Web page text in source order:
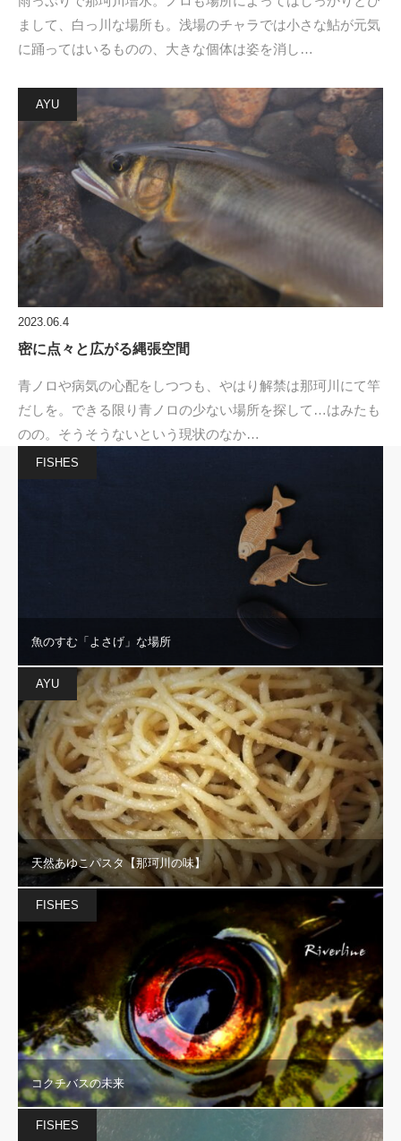
まして、白っ川な場所も。浅場のチャラでは小さな鮎が元気
に踊ってはいるものの、大きな個体は姿を消し…
AYU
2023.06.4
密に点々と広がる縄張空間
青ノロや病気の心配をしつつも、やはり解禁は那珂川にて竿
だしを。できる限り青ノロの少ない場所を探して…はみたも
のの。そうそうないという現状のなか…
FISHES
魚のすむ「よさげ」な場所
AYU
天然あゆこパスタ【那珂川の味】
FISHES
コクチバスの未来
FISHES